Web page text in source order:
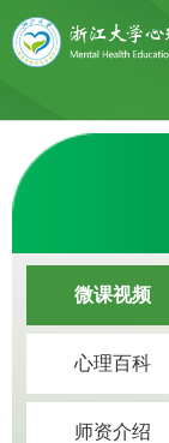
微课视频
心理百科
师资介绍